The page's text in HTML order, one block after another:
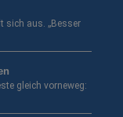
sich aus. „Besser
gleich vorneweg: